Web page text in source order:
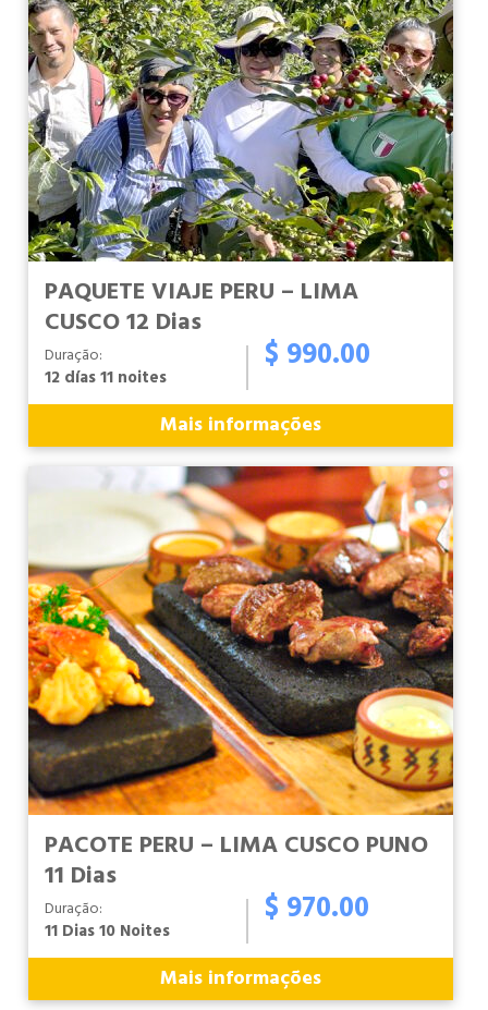
PAQUETE VIAJE PERU – LIMA
CUSCO 12 Dias
Duração:
12 días 11 noites $ 990.00
Mais informações
PACOTE PERU – LIMA CUSCO PUNO
11 Dias
Duração:
11 Dias 10 Noites $ 970.00
Mais informações